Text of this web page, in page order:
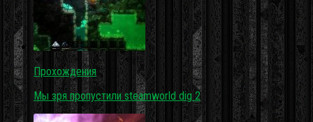
Прохождения
Мы зря пропустили steamworld dig 2